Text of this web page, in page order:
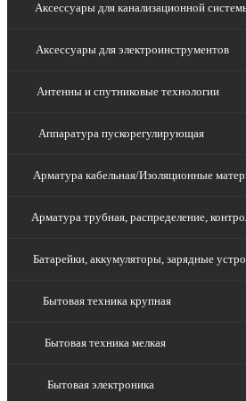
Аксессуары для канализационной
Аксессуары для электроинструментов
Антенны и спутниковые технологии
Аппаратура пускорегулирующая
Арматура кабельная/Изоляционные
Арматура трубная, распределение,
Батарейки, аккумуляторы, зарядные
Бытовая техника крупная
Бытовая техника мелкая
Бытовая электроника